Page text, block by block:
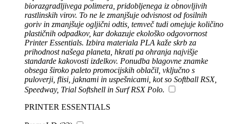
biorazgradljivega polimera, pridobljenega iz obnovljivih
rastlinskih virov. To ne le zmanjšuje odvisnost od fosilnih
goriv in zmanjšuje ogljični odtis, temveč tudi omejuje količino
plastičnih odpadkov, kar dokazuje ekološko odgovornost
Printer Essentials. Izbira materiala PLA kaže skrb za
prihodnost našega planeta, hkrati pa ohranja najvišje
standarde kakovosti izdelkov. Ponudba blagovne znamke
obsega široko paleto promocijskih oblačil, vključno s
puloverji, flisi, jaknami in uspešnicami, kot so Softball RSX,
Speedway, Trial Softshell in Surf RSX Polo.
PRINTER ESSENTIALS